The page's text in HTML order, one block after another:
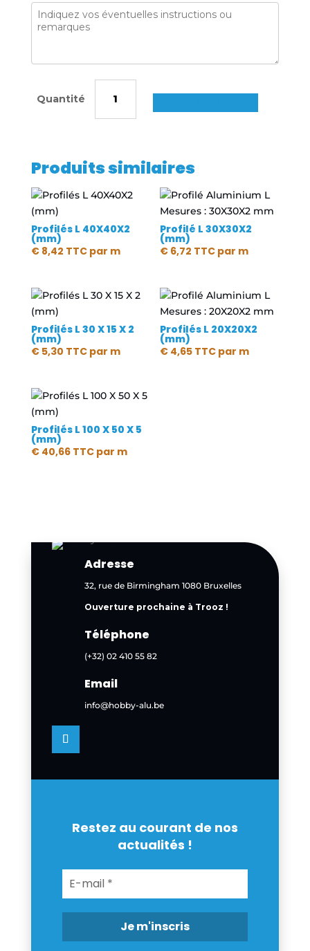
Profilés
(mm)
Produits similaires
Profilés L 40X40X2
(mm)
€8,42 TTCpar m
Profilé L 30X30X2
(mm)
€ 6,72 TTC par m
Profilés L 30 X 15 X 2
(mm)
€5,30 TTCpar m
Profilés L 20X20X2
(mm)
€ 4,65 TTC par m
Profilés L 100 X 50 X 5
(mm)
€40,66 TTCpar m
Adresse
32, rue de Birmingham 1080 Bruxelles
Ouverture prochaine à Trooz !
Téléphone
(+32) 02 410 55 82
Email
info@hobby-alu.be
Restez au courant de nos
actualités !